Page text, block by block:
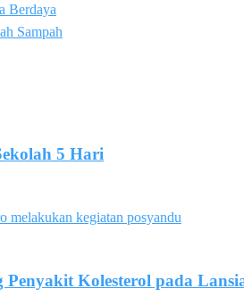
Berdaya
Sampah
5 Hari
Kolesterol pada